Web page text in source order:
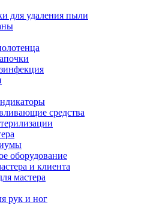
для удаления пыли
средства
оборудование
и клиента
мастера
рук и ног